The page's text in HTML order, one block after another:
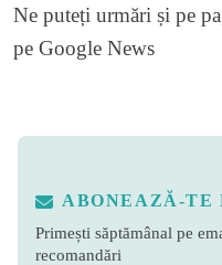
Ne puteți urmări și pe
pe Google News
ABONEAZĂ-TE
Primești săptămânal pe
recomandări